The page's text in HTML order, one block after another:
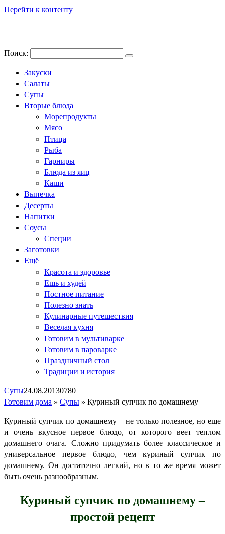
Перейти к контенту
Поиск:
Закуски
Салаты
Супы
Вторые блюда
Морепродукты
Мясо
Птица
Рыба
Гарниры
Блюда из яиц
Каши
Выпечка
Десерты
Напитки
Соусы
Специи
Заготовки
Ещё
Красота и здоровье
Ешь и худей
Постное питание
Полезно знать
Кулинарные путешествия
Веселая кухня
Готовим в мультиварке
Готовим в пароварке
Праздничный стол
Традиции и история
Супы24.08.20130780
Готовим дома » Супы » Куриный супчик по домашнему
Куриный супчик по домашнему – не только полезное, но еще
и очень вкусное первое блюдо, от которого веет теплом
домашнего очага. Сложно придумать более классическое и
универсальное первое блюдо, чем куриный супчик по
домашнему. Он достаточно легкий, но в то же время может
быть очень разнообразным.
Куриный супчик по домашнему –
простой рецепт